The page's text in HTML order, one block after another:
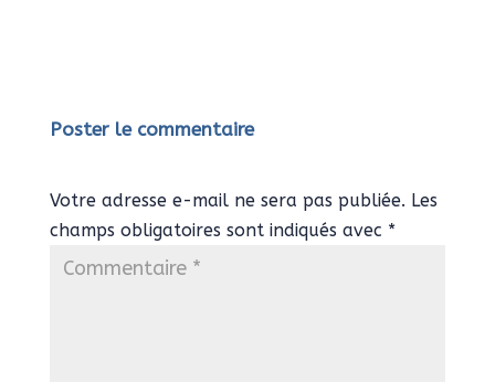
Poster le commentaire
Votre adresse e-mail ne sera pas publiée. Les
champs obligatoires sont indiqués avec *